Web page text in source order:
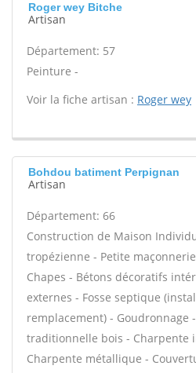
Roger wey Bitche
Artisan
Département: 57
Peinture -
Voir la fiche artisan : Roger wey
Bohdou batiment Perpignan
Artisan
Département: 66
Construction de Maison
tropézienne - Petite
Chapes - Bétons décoratifs
externes - Fosse septique
remplacement) - Goudronnage
traditionnelle bois - Charpente
Charpente métallique -